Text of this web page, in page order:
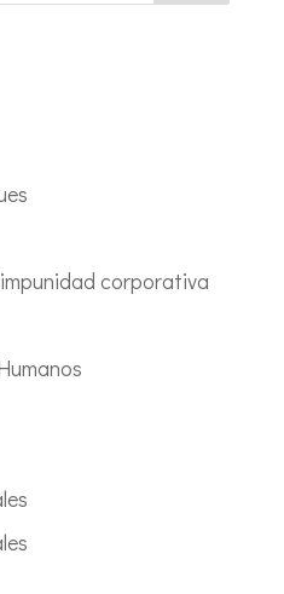
corporativa